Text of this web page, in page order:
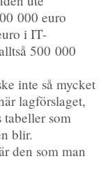
000 euro
i IT-
500 000
inte så mycket
lagförslaget,
tabeller som
blir.
den som man